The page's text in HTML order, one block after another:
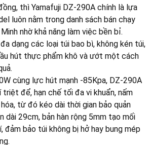
thì Yamafuji DZ-290A chính là lựa
luôn nằm trong danh sách bán chạy
nhờ khả năng làm việc bền bỉ.
dạng các loại túi bao bì, không kén túi,
hút thực phẩm khô và ướt một cách
cùng lực hút mạnh -85Kpa, DZ-290A
triệt để, hạn chế tối đa vi khuẩn, nấm
từ đó kéo dài thời gian bảo quản
dài 29cm, bản hàn rộng 5mm tạo mối
đảm bảo túi không bị hở hay bung mép